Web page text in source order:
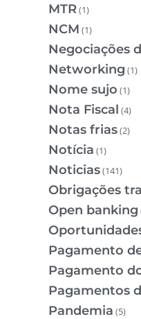
MTR(1)
NCM (1)
Negociações
Networking (1)
Nome sujo (1)
Nota Fiscal (4)
Notas frias(2)
Notícia (1)
Noticias(141)
Obrigações
Open banking
Pagamento
Pagamento
Pagamentos
Pandemia (5)